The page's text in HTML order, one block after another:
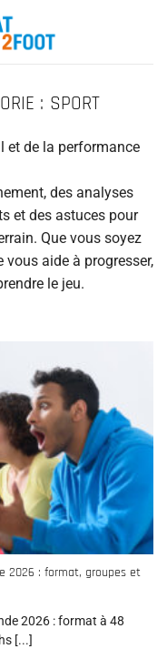
SPORT
et de la performance
des analyses
et des astuces pour
Que vous soyez
aide à progresser,
le jeu.
2026 : format, groupes et
2026 : format à 48
[...]